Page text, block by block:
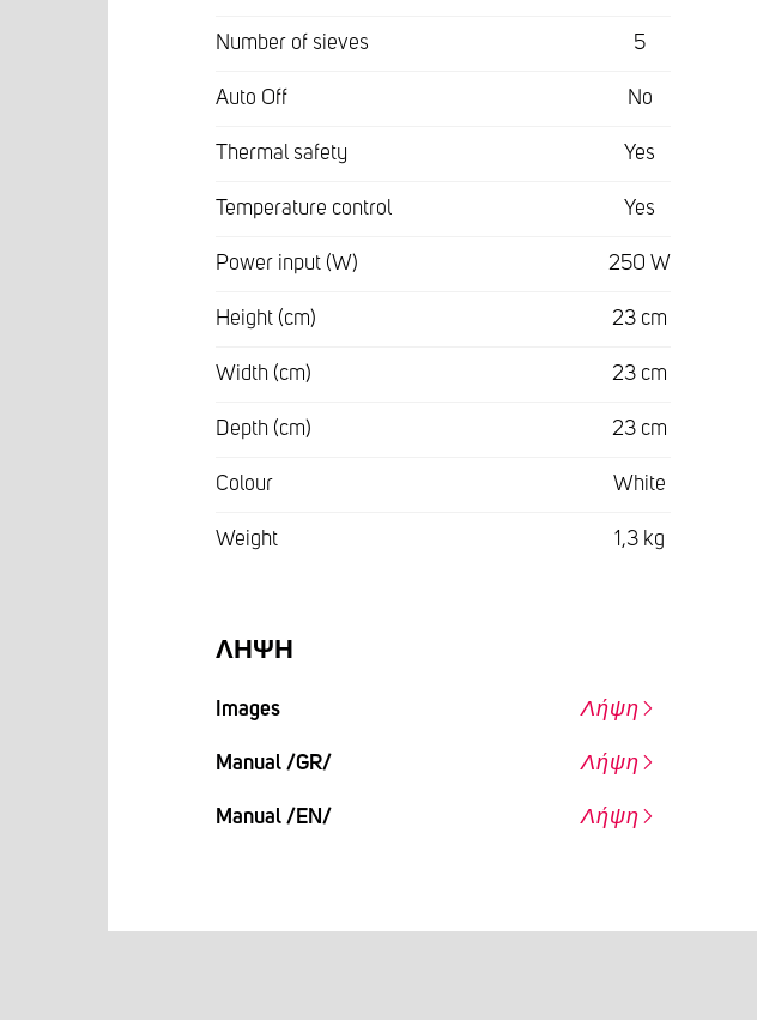
Number of sieves 5
Auto Off No
Thermal safety Yes
Temperature control Yes
Power input (W) 250 W
Height (cm) 23 cm
Width (cm) 23 cm
Depth (cm) 23 cm
Colour White
Weight 1,3 kg
ΛΉΨΗ
Images Λήψη
Manual /GR/ Λήψη
Manual /EN/ Λήψη